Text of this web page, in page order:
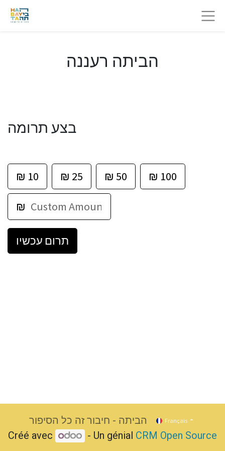
הביתה רעננה
בצע תרומה
₪ 10 ₪ 25 ₪ 50 ₪ 100
₪
תרום עכשיו
הביתה - חיבור זה כל הסיפור Français
Créé avec - Un génial CRM Open Source